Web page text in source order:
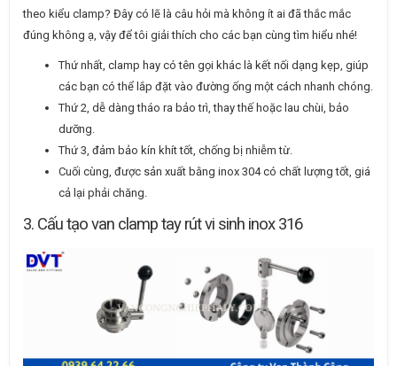
theo kiểu clamp? Đây có lẽ là câu hỏi mà không ít ai đã thắc mắc
đúng không ạ, vậy để tôi giải thích cho các bạn cùng tìm hiểu nhé!
Thứ nhất, clamp hay có tên gọi khác là kết nối dạng kẹp, giúp
các bạn có thể lắp đặt vào đường ống một cách nhanh chóng.
Thứ 2, dễ dàng tháo ra bảo trì, thay thế hoặc lau chùi, bảo
dưỡng.
Thứ 3, đảm bảo kín khít tốt, chống bị nhiễm từ.
Cuối cùng, được sản xuất bằng inox 304 có chất lượng tốt, giá
cả lại phải chăng.
3. Cấu tạo van clamp tay rút vi sinh inox 316